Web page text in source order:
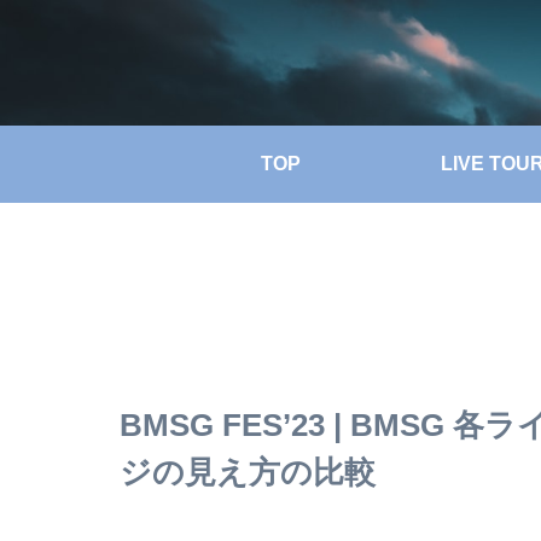
TOP LIVE
BMSG FES’23 | BMSG 各
ジの見え方の比較